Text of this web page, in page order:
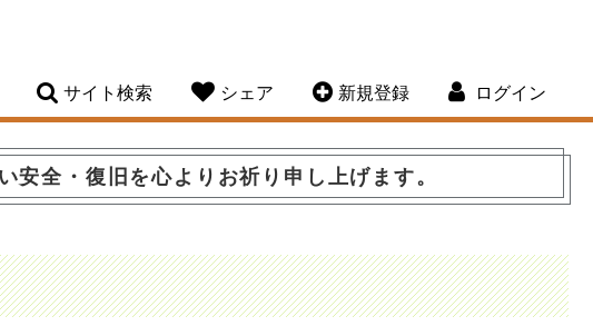
サイト検索 シェア 新規登録 ログイン
全・復旧を心よりお祈り申し上げます。